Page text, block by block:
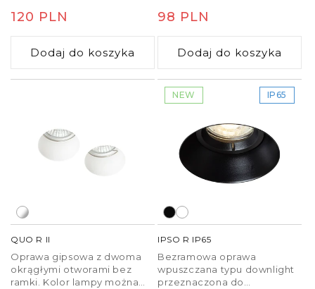
jedynie w sufitach gipsowo-
Cena
regularna
120 PLN
Dodaj do koszyka
Montaż możliwy jedynie w g-
Cena
regularna
98 PLN
Dodaj do koszyka
QUO R II
Oprawa gipsowa z dwoma
okrągłymi otworami bez
ramki. Kolor lampy można
NEW IP65
IPSO R IP65
Bezramowa oprawa
wpuszczana typu downlight
przeznaczona do